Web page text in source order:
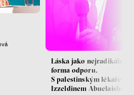
Láska jako
forma odporu.
S palestinským lékařem
Izzeldinem Abuelaishem